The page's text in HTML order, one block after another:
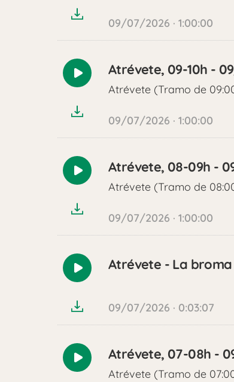
09/07/2026 · 1:00:00
Reproducir
Atrévete, 09-10h -
Atrévete (Tramo de
09/07/2026 · 1:00:00
Reproducir
Atrévete, 08-09h -
Atrévete (Tramo de
09/07/2026 · 1:00:00
Reproducir
Atrévete - La
09/07/2026 · 0:03:07
Reproducir
Atrévete, 07-08h -
Atrévete (Tramo de